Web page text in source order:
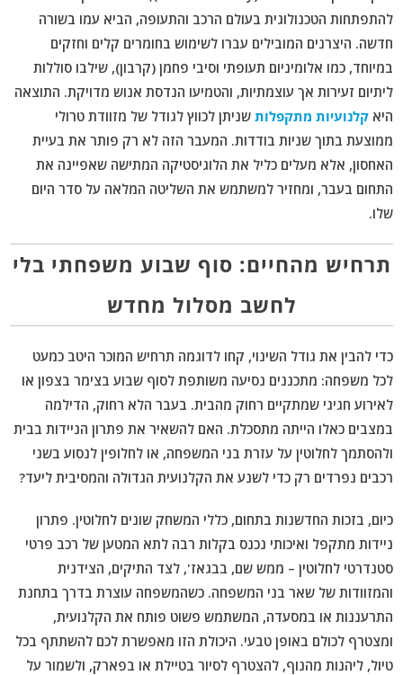
להתפתחות הטכנולוגית בעולם הרכב והתעופה, הביא עמו בשורה
חדשה. היצרנים המובילים עברו לשימוש בחומרים קלים וחזקים
במיוחד, כמו אלומיניום תעופתי וסיבי פחמן (קרבון), שילבו סוללות
ליתיום זעירות אך עוצמתיות, והטמיעו הנדסת אנוש מדויקת. התוצאה
היאקלנועיות מתקפלות שניתן לכווץ לגודל של מזוודת טרולי
ממוצעת בתוך שניות בודדות. המעבר הזה לא רק פותר את בעיית
האחסון, אלא מעלים כליל את הלוגיסטיקה המתישה שאפיינה את
התחום בעבר, ומחזיר למשתמש את השליטה המלאה על סדר היום
שלו.
תרחיש מהחיים: סוף שבוע משפחתי בלי
לחשב מסלול מחדש
כדי להבין את גודל השינוי, קחו לדוגמה תרחיש המוכר היטב כמעט
לכל משפחה: מתכננים נסיעה משותפת לסוף שבוע בצימר בצפון או
לאירוע חגיגי שמתקיים רחוק מהבית. בעבר הלא רחוק, הדילמה
במצבים כאלו הייתה מתסכלת. האם להשאיר את פתרון הניידות בבית
ולהסתמך לחלוטין על עזרת בני המשפחה, או לחלופין לנסוע בשני
רכבים נפרדים רק כדי לשנע את הקלנועית הגדולה והמסיבית ליעד?
כיום, בזכות החדשנות בתחום, כללי המשחק שונים לחלוטין. פתרון
ניידות מתקפל ואיכותי נכנס בקלות רבה לתא המטען של רכב פרטי
סטנדרטי לחלוטין – ממש שם, בבגאז', לצד התיקים, הצידנית
והמזוודות של שאר בני המשפחה. כשהמשפחה עוצרת בדרך בתחנת
התרעננות או במסעדה, המשתמש פשוט פותח את הקלנועית,
ומצטרף לכולם באופן טבעי. היכולת הזו מאפשרת לכם להשתתף בכל
טיול, ליהנות מהנוף, להצטרף לסיור בטיילת או בפארק, ולשמור על